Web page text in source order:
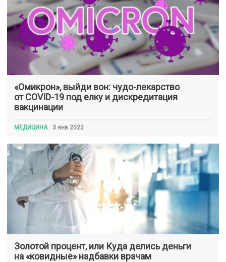
«Омикрон», выйди вон: чудо-лекарство
от COVID-19 под елку и дискредитация
вакцинации
МЕДИЦИНА 3 янв 2022
Золотой процент, или Куда делись деньги
на «ковидные» надбавки врачам